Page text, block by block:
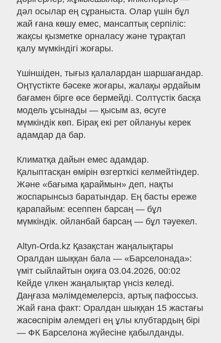
дәл осылар ең сұраныста. Олар үшін бұл
жай ғана көшу емес, мансаптық серпіліс:
жақсы қызметке орналасу және тұрақтап
қалу мүмкіндігі жоғары.
Үшіншіден, тығыз қалалардан шаршағандар.
Оңтүстікте бәсеке жоғары, жалақы әрдайым
бағамен бірге өсе бермейді. Солтүстік басқа
модель ұсынады — қысым аз, өсуге
мүмкіндік көп. Бірақ екі рет ойлануы керек
адамдар да бар.
Климатқа дайын емес адамдар.
Қалыптасқан өмірін өзгерткісі келмейтіндер.
Және «бағыма қараймын» деп, нақты
жоспарынсыз баратындар. Ең басты ереже
қарапайым: есеппен барсаң — бұл
мүмкіндік. ойланбай барсаң — бұл тәуекел.
Altyn-Orda.kz Қазақстан жаңалықтары
Оралдан шыққан бала — «Барселонада»:
үміт сыйлайтын оқиға 03.04.2026, 00:02
Кейде үлкен жаңалықтар үнсіз келеді.
Даңғаза мәлімдемелерсіз, артық пафоссыз.
Жай ғана факт: Оралдан шыққан 15 жастағы
жасөспірім әлемдегі ең ұлы клубтардың бірі
— ФК Барселона жүйесіне қабылданды.